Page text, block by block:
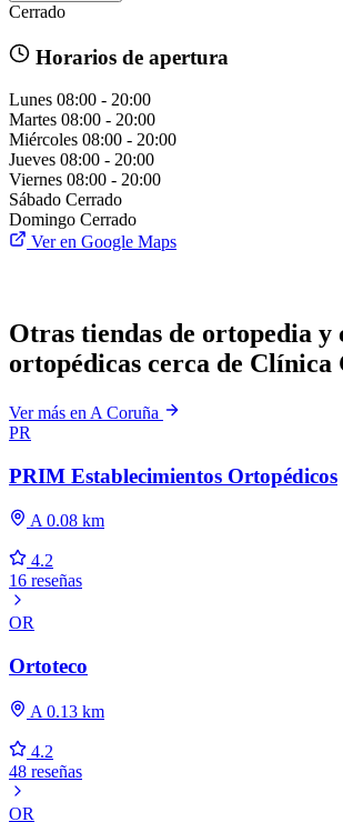
Cerrado
Horarios de apertura
Lunes 08:00 - 20:00
Martes 08:00 - 20:00
Miércoles 08:00 - 20:00
Jueves 08:00 - 20:00
Viernes 08:00 - 20:00
Sábado Cerrado
Domingo Cerrado
Ver en Google Maps
Otras tiendas de ortopedia y
ortopédicas cerca de Clínica
Ver más en A Coruña
PR
PRIM Establecimientos Ortopédicos
A 0.08 km
4.2
16 reseñas
OR
Ortoteco
A 0.13 km
4.2
48 reseñas
OR